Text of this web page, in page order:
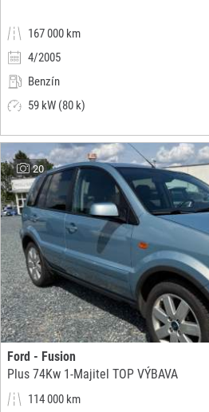
167 000 km
4/2005
Benzín
59 kW (80 k)
20
Ford - Fusion
Plus 74Kw 1-Majitel TOP VÝBAVA
114 000 km